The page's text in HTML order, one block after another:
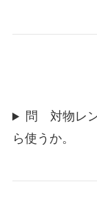
問 対物レ
ら使うか。